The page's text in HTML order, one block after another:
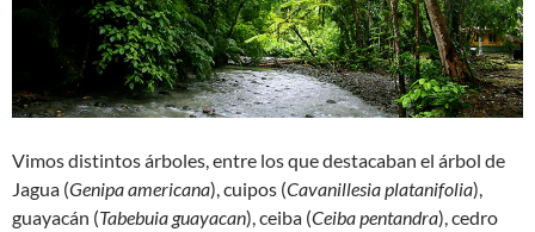
Vimos distintos árboles, entre los que destacaban el árbol de
Jagua (Genipa americana), cuipos (Cavanillesia platanifolia),
guayacán (Tabebuia guayacan), ceiba (Ceiba pentandra), cedro